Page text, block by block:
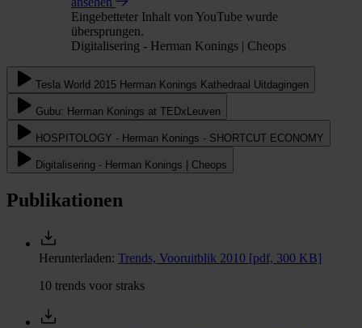
Eingebetteter Inhalt von YouTube wurde
übersprungen.
Digitalisering - Herman Konings | Cheops
Tesla World 2015 Herman Konings Kathedraal Uitdagingen
Gubu: Herman Konings at TEDxLeuven
HOSPITOLOGY - Herman Konings - SHORTCUT ECONOMY
Digitalisering - Herman Konings | Cheops
Publikationen
Herunterladen: Trends, Vooruitblik 2010 [pdf, 300 KB]
10 trends voor straks